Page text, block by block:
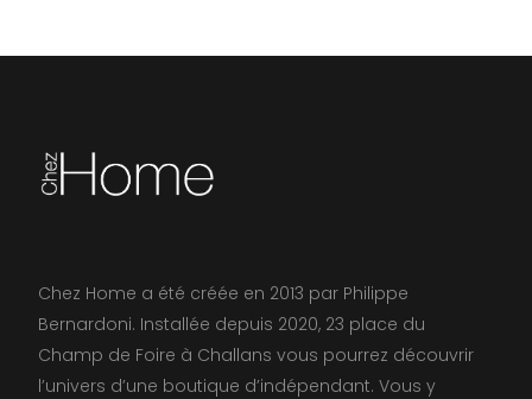
Chez Home a été créée en 2013 par Philippe
Bernardoni. Installée depuis 2020, 23 place du
Champ de Foire à Challans vous pourrez découvrir
l’univers d’une boutique d’indépendant. Vous y